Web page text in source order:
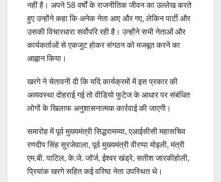
नहीं है। अपने 58 वर्षों के राजनीतिक जीवन का उल्लेख करते
हुए उन्होंने कहा कि अनेक नेता आए और गए, लेकिन पार्टी और
उसकी विचारधारा सर्वोपरि रही है। उन्होंने सभी नेताओं और
कार्यकर्ताओं से एकजुट होकर संगठन को मजबूत करने का
आह्वान किया।
खरगे ने चेतावनी दी कि यदि कार्यक्रमों में इस प्रकार की
अव्यवस्था दोहराई गई तो वीडियो फुटेज के आधार पर संबंधित
लोगों के खिलाफ अनुशासनात्मक कार्रवाई की जाएगी।
समारोह में पूर्व मुख्यमंत्री सिद्धरामय्या, एआईसीसी महासचिव
रणदीप सिंह सुरजेवाला, पूर्व मुख्यमंत्री वीरप्पा मोइली, मंत्री
एम.बी. पाटिल, के.जे. जॉर्ज, ईश्वर खंड्रे, सतीश जारकीहोली,
प्रियांक खरगे सहित कई वरिष्ठ नेता उपस्थित थे।